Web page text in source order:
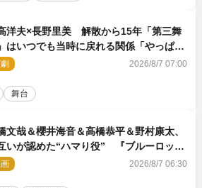
洋夫×長野里美 解散から15年「第三舞
はいつでも当時に戻れる関係「やっぱり
方たちとは違います」
2026/8/7 07:00
舞台
文哉＆櫻井海音＆高橋恭平＆野村康太、
いが認めた“ハマり役” 『ブルーロッ
で築いた最高のチームワーク2026/8/7 06:30